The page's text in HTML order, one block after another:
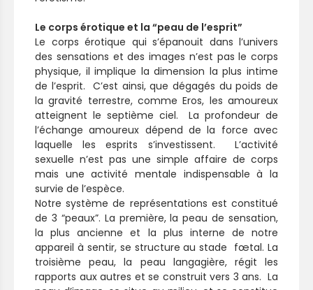
Le corps érotique et la “peau de l’esprit”
Le corps érotique qui s’épanouit dans l’univers
des sensations et des images n’est pas le corps
physique, il implique la dimension la plus intime
de l’esprit. C’est ainsi, que dégagés du poids de
la gravité terrestre, comme Eros, les amoureux
atteignent le septième ciel. La profondeur de
l’échange amoureux dépend de la force avec
laquelle les esprits s’investissent. L’activité
sexuelle n’est pas une simple affaire de corps
mais une activité mentale indispensable à la
survie de l’espèce.
Notre système de représentations est constitué
de 3 “peaux”. La première, la peau de sensation,
la plus ancienne et la plus interne de notre
appareil à sentir, se structure au stade fœtal. La
troisième peau, la peau langagière, régit les
rapports aux autres et se construit vers 3 ans. La